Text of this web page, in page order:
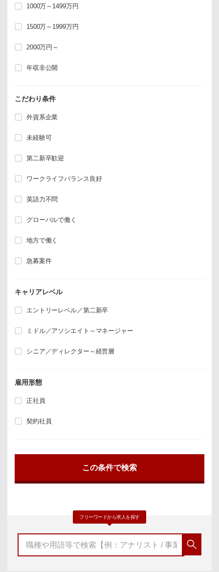
1000万～1499万円
1500万～1999万円
2000万円～
年収非公開
こだわり条件
外資系企業
未経験可
第二新卒歓迎
ワークライフバランス良好
英語力不問
グローバルで働く
地方で働く
急募案件
キャリアレベル
エントリーレベル／第二新卒
ミドル／アソシエイト～マネージャー
シニア／ディレクター～経営層
雇用形態
正社員
契約社員
フリーワードから求人を探す